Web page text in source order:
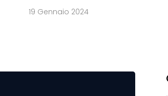
19 Gennaio 2024